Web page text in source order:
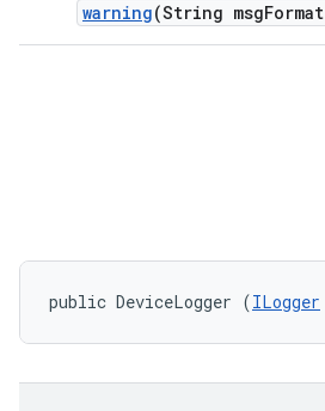
warning(String msgFormat
public DeviceLogger (ILogger